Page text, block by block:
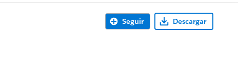
Seguir Descargar